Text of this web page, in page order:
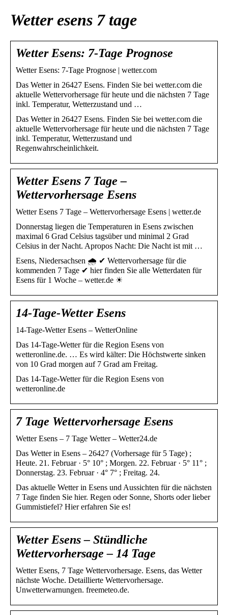
Wetter esens 7 tage
Wetter Esens: 7-Tage Prognose
Wetter Esens: 7-Tage Prognose | wetter.com
Das Wetter in 26427 Esens. Finden Sie bei wetter.com die
aktuelle Wettervorhersage für heute und die nächsten 7 Tage
inkl. Temperatur, Wetterzustand und …
Das Wetter in 26427 Esens. Finden Sie bei wetter.com die
aktuelle Wettervorhersage für heute und die nächsten 7 Tage
inkl. Temperatur, Wetterzustand und
Regenwahrscheinlichkeit.
Wetter Esens 7 Tage –
Wettervorhersage Esens
Wetter Esens 7 Tage – Wettervorhersage Esens | wetter.de
Donnerstag liegen die Temperaturen in Esens zwischen
maximal 6 Grad Celsius tagsüber und minimal 2 Grad
Celsius in der Nacht. Apropos Nacht: Die Nacht ist mit …
Esens, Niedersachsen 🌧️ ✔ Wettervorhersage für die
kommenden 7 Tage ✔ hier finden Sie alle Wetterdaten für
Esens für 1 Woche – wetter.de ☀
14-Tage-Wetter Esens
14-Tage-Wetter Esens – WetterOnline
Das 14-Tage-Wetter für die Region Esens von
wetteronline.de. … Es wird kälter: Die Höchstwerte sinken
von 10 Grad morgen auf 7 Grad am Freitag.
Das 14-Tage-Wetter für die Region Esens von
wetteronline.de
7 Tage Wettervorhersage Esens
Wetter Esens – 7 Tage Wetter – Wetter24.de
Das Wetter in Esens – 26427 (Vorhersage für 5 Tage) ;
Heute. 21. Februar · 5° 10° ; Morgen. 22. Februar · 5° 11° ;
Donnerstag. 23. Februar · 4° 7° ; Freitag. 24.
Das aktuelle Wetter in Esens und Aussichten für die nächsten
7 Tage finden Sie hier. Regen oder Sonne, Shorts oder lieber
Gummistiefel? Hier erfahren Sie es!
Wetter Esens – Stündliche
Wettervorhersage – 14 Tage
Wetter Esens, 7 Tage Wettervorhersage. Esens, das Wetter
nächste Woche. Detaillierte Wettervorhersage.
Unwetterwarnungen. freemeteo.de.